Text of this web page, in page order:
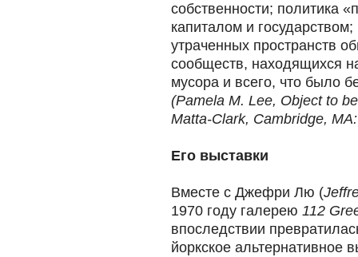
собственности; политика
капиталом и
утраченных пространств
сообществ, находящихся
мусора и всего, что было
(Pamela M. Lee, Object to
Matta-Clark, Cambridge,
Его выставки
Вместе с Джефри Лю (
1970 году галерею 112
впоследствии
йоркское альтернативное